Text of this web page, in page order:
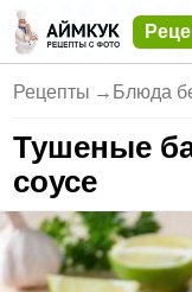
Рецепты → Блюда
Тушеные
соусе